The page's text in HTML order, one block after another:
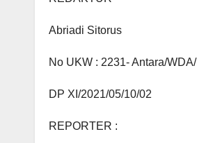
Abriadi Sitorus
No UKW : 2231- Antara/WDA/
DP XI/2021/05/10/02
REPORTER :